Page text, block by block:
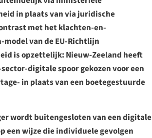
in plaats van via juridische
met het klachten-en-
van de EU-Richtlijn
is opzettelijk: Nieuw-Zeeland heeft
digitale spoor gekozen voor een
in plaats van een boetegestuurde
wordt buitengesloten van een digitale
een wijze die individuele gevolgen